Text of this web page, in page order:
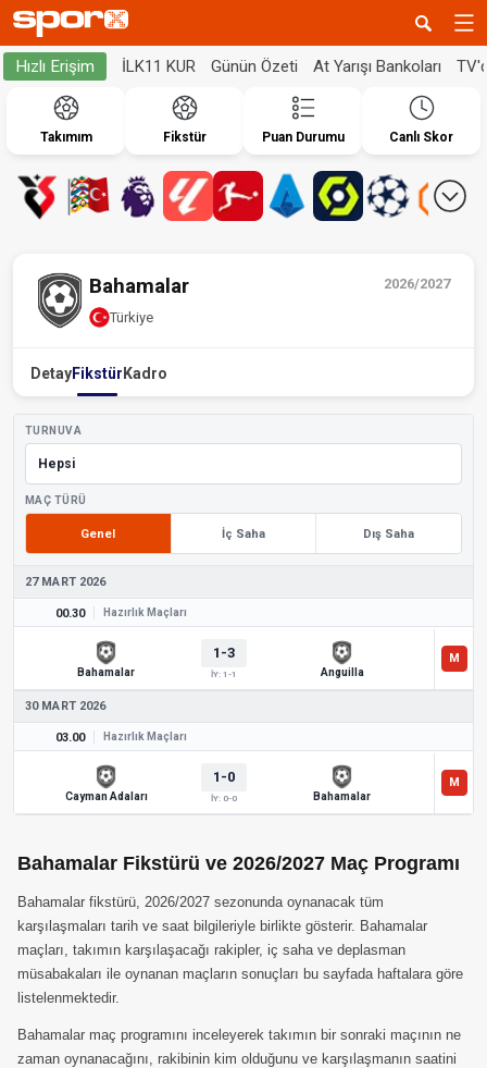
Hızlı Erişim İLK11 KUR Günün Özeti At Yarışı Bankoları
Takımım Fikstür Puan Durumu Canlı Skor
2026/2027
Bahamalar
Türkiye
DetayFikstür Kadro
TURNUVA
MAÇ TÜRÜ
Genel İç Saha Dış Saha
27 MART 2026
00.30 Hazırlık Maçları
Bahamalar
1-3
İY: 1-1 Anguilla
30 MART 2026
03.00 Hazırlık Maçları
Cayman Adaları
1-0
İY: 0-0 Bahamalar
Bahamalar Fikstürü ve 2026/2027 Maç Programı
Bahamalar fikstürü, 2026/2027 sezonunda oynanacak tüm
karşılaşmaları tarih ve saat bilgileriyle birlikte gösterir. Bahamalar
maçları, takımın karşılaşacağı rakipler, iç saha ve deplasman
müsabakaları ile oynanan maçların sonuçları bu sayfada haftalara göre
listelenmektedir.
Bahamalar maç programını inceleyerek takımın bir sonraki maçının ne
zaman oynanacağını, rakibinin kim olduğunu ve karşılaşmanın saatini